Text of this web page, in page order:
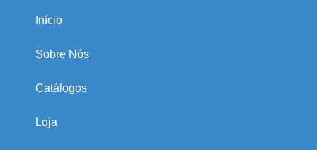
Início
Sobre Nós
Catálogos
Loja